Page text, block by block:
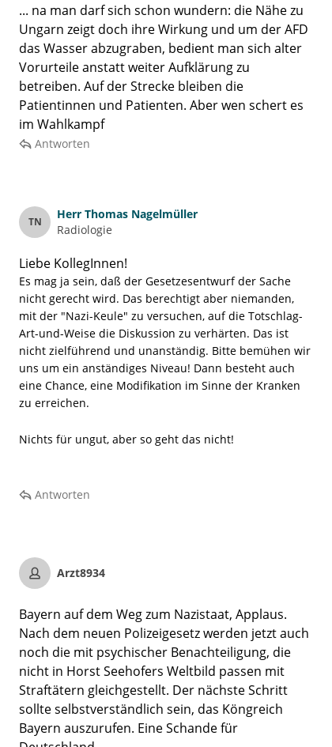
... na man darf sich schon wundern: die Nähe zu
Ungarn zeigt doch ihre Wirkung und um der AFD
das Wasser abzugraben, bedient man sich alter
Vorurteile anstatt weiter Aufklärung zu
betreiben. Auf der Strecke bleiben die
Patientinnen und Patienten. Aber wen schert es
im Wahlkampf
Antworten
TN Herr Thomas Nagelmüller
Radiologie
Liebe KollegInnen!
Es mag ja sein, daß der Gesetzesentwurf der Sache
nicht gerecht wird. Das berechtigt aber niemanden,
mit der "Nazi-Keule" zu versuchen, auf die Totschlag-
Art-und-Weise die Diskussion zu verhärten. Das ist
nicht zielführend und unanständig. Bitte bemühen wir
uns um ein anständiges Niveau! Dann besteht auch
eine Chance, eine Modifikation im Sinne der Kranken
zu erreichen.
Nichts für ungut, aber so geht das nicht!
Antworten
Arzt8934
Bayern auf dem Weg zum Nazistaat, Applaus.
Nach dem neuen Polizeigesetz werden jetzt auch
noch die mit psychischer Benachteiligung, die
nicht in Horst Seehofers Weltbild passen mit
Straftätern gleichgestellt. Der nächste Schritt
sollte selbstverständlich sein, das Köngreich
Bayern auszurufen. Eine Schande für